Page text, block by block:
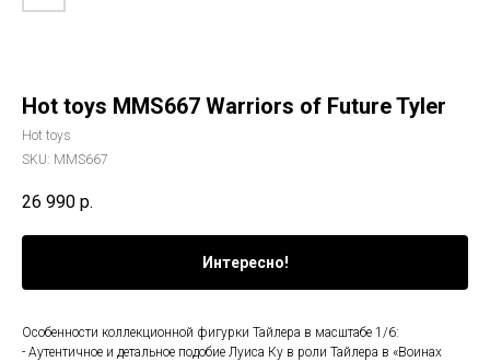
Hot toys MMS667 Warriors of Future Tyler
Hot toys
SKU: MMS667
26 990 р.
Интересно!
Особенности коллекционной фигурки Тайлера в масштабе 1/6:
- Аутентичное и детальное подобие Луиса Ку в роли Тайлера в «Воинах